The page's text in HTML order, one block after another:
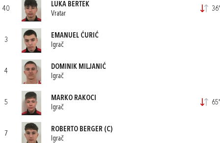
40
LUKA BERTEK
Vratar
36'
3
EMANUEL ĆURIĆ
Igrač
4
DOMINIK MILJANIĆ
Igrač
5
MARKO RAKOCI
Igrač
65'
7
ROBERTO BERGER (C)
Igrač